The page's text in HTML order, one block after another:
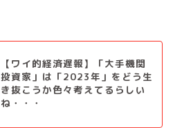
【ワイ的経済遅報】「大手機関
投資家」は「2023年」をどう生
き抜こうか色々考えてるらしい
ね・・・